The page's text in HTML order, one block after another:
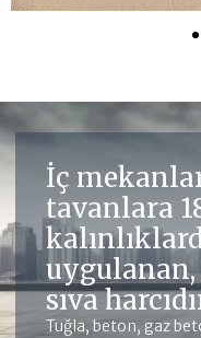
İç
tavanlara
uygulanan,
sıva
Tuğla, beton, gaz